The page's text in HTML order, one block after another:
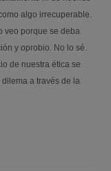
algo irrecuperable.
veo porque se deba
y oprobio. No lo sé.
de nuestra ética se
a través de la